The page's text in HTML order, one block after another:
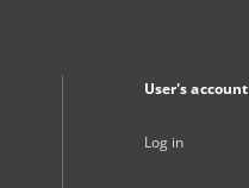
User's account
Log in